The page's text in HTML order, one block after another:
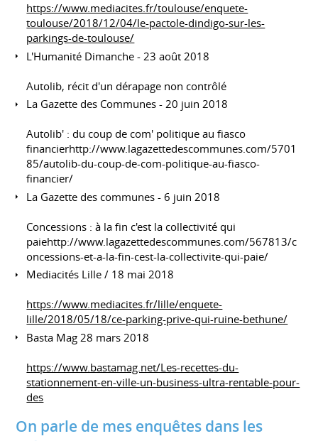
https://www.mediacites.fr/toulouse/enquete-
toulouse/2018/12/04/le-pactole-dindigo-sur-les-
parkings-de-toulouse/
L'Humanité Dimanche - 23 août 2018
Autolib, récit d'un dérapage non contrôlé
La Gazette des Communes - 20 juin 2018
Autolib' : du coup de com' politique au fiasco
financierhttp://www.lagazettedescommunes.com/5701
85/autolib-du-coup-de-com-politique-au-fiasco-
financier/
La Gazette des communes - 6 juin 2018
Concessions : à la fin c'est la collectivité qui
paiehttp://www.lagazettedescommunes.com/567813/c
oncessions-et-a-la-fin-cest-la-collectivite-qui-paie/
Mediacités Lille / 18 mai 2018
https://www.mediacites.fr/lille/enquete-
lille/2018/05/18/ce-parking-prive-qui-ruine-bethune/
Basta Mag 28 mars 2018
https://www.bastamag.net/Les-recettes-du-
stationnement-en-ville-un-business-ultra-rentable-pour-
des
On parle de mes enquêtes dans les